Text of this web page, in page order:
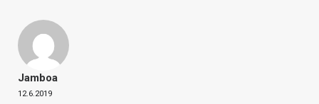
Jamboa
12.6.2019